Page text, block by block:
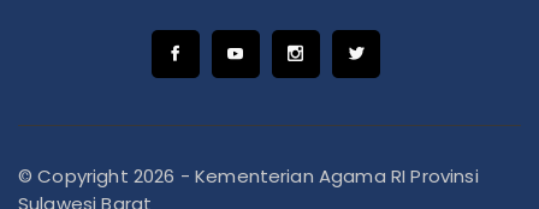
© Copyright 2026 - Kementerian Agama RI Provinsi